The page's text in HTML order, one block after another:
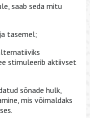
saab seda mitu
tasemel;
stimuleerib aktiivset
sõnade hulk,
mis võimaldaks